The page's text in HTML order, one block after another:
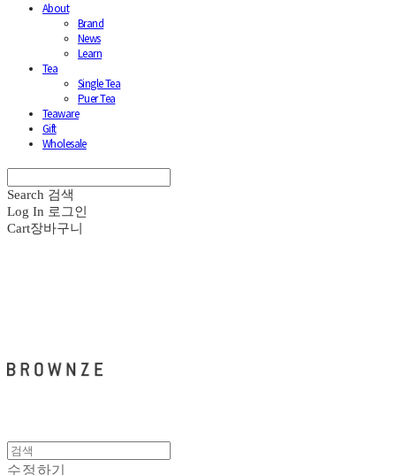
About
Brand
News
Learn
Tea
Single Tea
Puer Tea
Teaware
Gift
Wholesale
Search 검색
Log In 로그인
Cart장바구니
수정하기